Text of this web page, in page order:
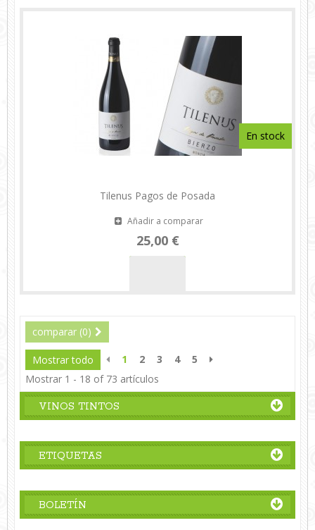
Tilenus Pagos de Posada
Añadir a comparar
25,00 €
En stock
comparar (0)
Mostrar todo 1 2 3 4
5
Mostrar 1 - 18 of 73 artículos
VINOS TINTOS
ETIQUETAS
BOLETÍN